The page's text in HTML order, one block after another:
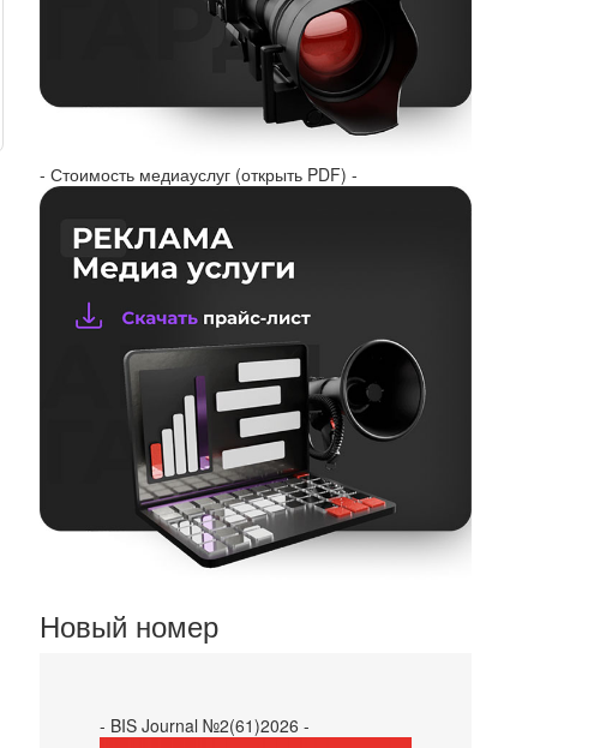
- Стоимость медиауслуг (открыть PDF) -
Новый номер
- BIS Journal №2(61)2026 -